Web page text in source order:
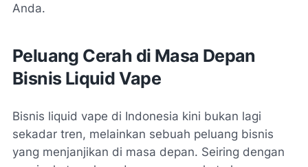
Anda.
Peluang Cerah di Masa Depan
Bisnis Liquid Vape
Bisnis liquid vape di Indonesia kini bukan lagi
sekadar tren, melainkan sebuah peluang bisnis
yang menjanjikan di masa depan. Seiring dengan